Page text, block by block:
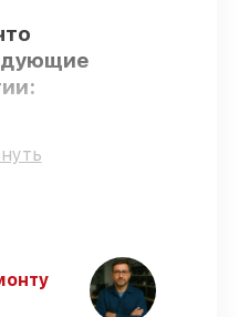
– для всех видов
–
работ без